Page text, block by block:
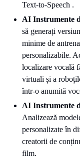
Text-to-Speech .
AI Instrumente
să generați
minime de
personalizabile.
localizare vocală
virtuali și a
într-o anumită
AI Instrumente
Analizează
personalizate în
creatorii de
film.